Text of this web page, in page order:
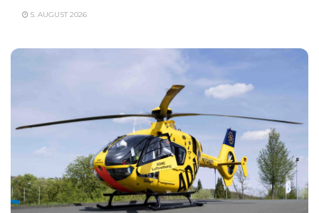
5. AUGUST 2026